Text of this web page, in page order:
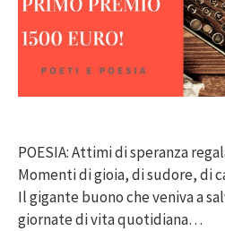
POESIA: Attimi di speranza
Momenti di gioia, di sudore, di
Il gigante buono che veniva a
giornate di vita quotidiana…